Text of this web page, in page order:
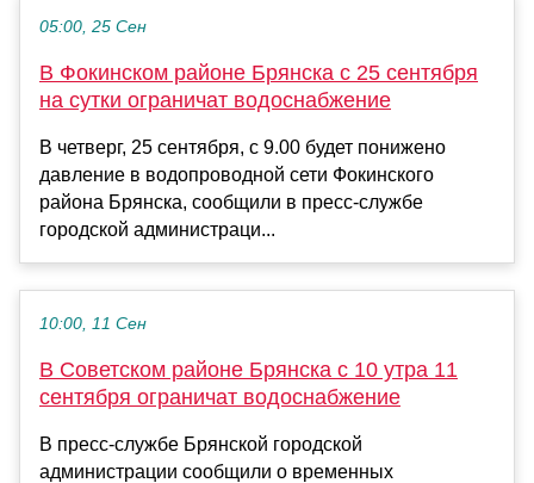
05:00, 25 Сен
В Фокинском районе Брянска с 25 сентября
на сутки ограничат водоснабжение
В четверг, 25 сентября, с 9.00 будет понижено
давление в водопроводной сети Фокинского
района Брянска, сообщили в пресс-службе
городской администраци...
10:00, 11 Сен
В Советском районе Брянска с 10 утра 11
сентября ограничат водоснабжение
В пресс-службе Брянской городской
администрации сообщили о временных